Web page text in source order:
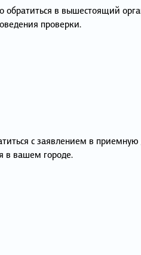
обратиться в вышестоящий
проверки.
с заявлением в
в вашем городе.